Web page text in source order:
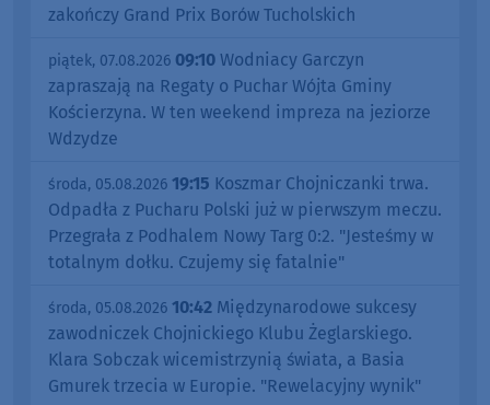
zakończy Grand Prix Borów Tucholskich
piątek, 07.08.2026 09:10 Wodniacy Garczyn
zapraszają na Regaty o Puchar Wójta Gminy
Kościerzyna. W ten weekend impreza na jeziorze
Wdzydze
środa, 05.08.2026 19:15 Koszmar Chojniczanki trwa.
Odpadła z Pucharu Polski już w pierwszym meczu.
Przegrała z Podhalem Nowy Targ 0:2. "Jesteśmy w
totalnym dołku. Czujemy się fatalnie"
środa, 05.08.2026 10:42 Międzynarodowe sukcesy
zawodniczek Chojnickiego Klubu Żeglarskiego.
Klara Sobczak wicemistrzynią świata, a Basia
Gmurek trzecia w Europie. "Rewelacyjny wynik"